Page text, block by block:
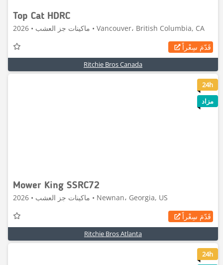
Top Cat HDRC
ماكينات جز العشب • 2026 • Vancouver، British Columbia, CA
قَدّمَ سِعْراً
Ritchie Bros Canada
8
Mower King SSRC72
ماكينات جز العشب • 2026 • Newnan، Georgia, US
قَدّمَ سِعْراً
Ritchie Bros Atlanta
24h
مزاد
8
24h